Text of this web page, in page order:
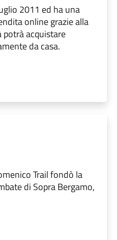
2011 ed ha una
online grazie alla
potrà acquistare
da casa.
Trail fondò la
di Sopra Bergamo,